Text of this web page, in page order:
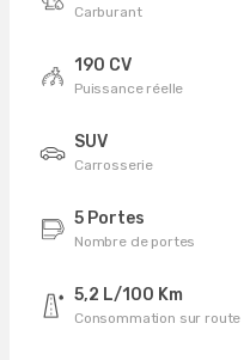
Carburant
190 CV
Puissance réelle
SUV
Carrosserie
5 Portes
Nombre de portes
5,2 L/100 Km
Consommation sur route